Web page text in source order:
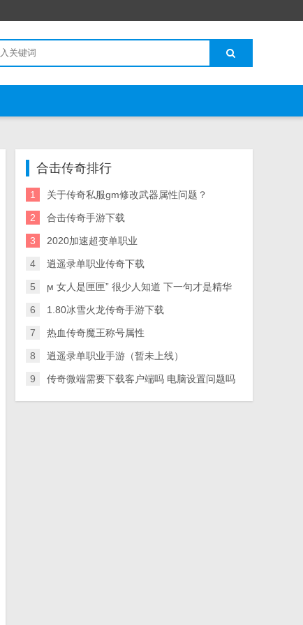
合击传奇排行
1 关于传奇私服gm修改武器属性问题？
2 合击传奇手游下载
3 2020加速超变单职业
4 逍遥录单职业传奇下载
5 ϻ 女人是匣匣” 很少人知道 下一句才是精华
6 1.80冰雪火龙传奇手游下载
7 热血传奇魔王称号属性
8 逍遥录单职业手游（暂未上线）
9 传奇微端需要下载客户端吗 电脑设置问题吗